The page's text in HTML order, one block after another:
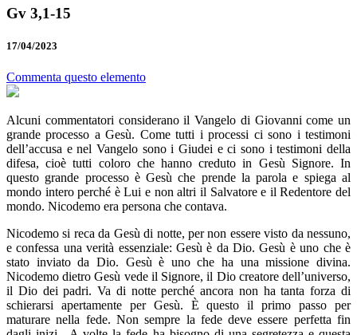
Gv 3,1-15
17/04/2023
Commenta questo elemento
Alcuni commentatori considerano il Vangelo di Giovanni come un
grande processo a Gesù. Come tutti i processi ci sono i testimoni
dell’accusa e nel Vangelo sono i Giudei e ci sono i testimoni della
difesa, cioè tutti coloro che hanno creduto in Gesù Signore. In
questo grande processo è Gesù che prende la parola e spiega al
mondo intero perché è Lui e non altri il Salvatore e il Redentore del
mondo. Nicodemo era persona che contava.
Nicodemo si reca da Gesù di notte, per non essere visto da nessuno,
e confessa una verità essenziale: Gesù è da Dio. Gesù è uno che è
stato inviato da Dio. Gesù è uno che ha una missione divina.
Nicodemo dietro Gesù vede il Signore, il Dio creatore dell’universo,
il Dio dei padri. Va di notte perché ancora non ha tanta forza di
schierarsi apertamente per Gesù. È questo il primo passo per
maturare nella fede. Non sempre la fede deve essere perfetta fin